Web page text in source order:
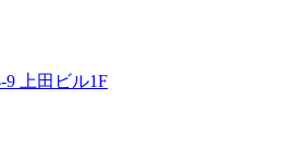
9 上田ビル1F